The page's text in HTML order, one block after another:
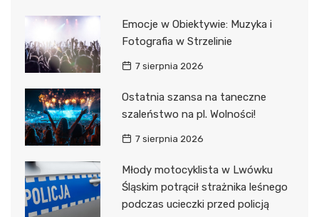
Emocje w Obiektywie: Muzyka i
Fotografia w Strzelinie
7 sierpnia 2026
Ostatnia szansa na taneczne
szaleństwo na pl. Wolności!
7 sierpnia 2026
Młody motocyklista w Lwówku
Śląskim potrącił strażnika leśnego
podczas ucieczki przed policją